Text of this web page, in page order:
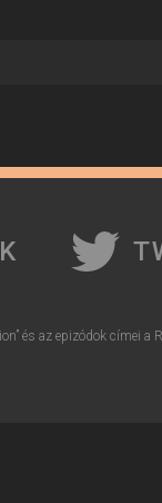
és az epizódok